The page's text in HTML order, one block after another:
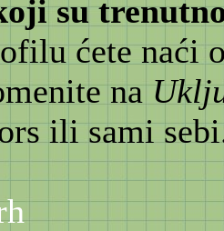
su
ćete naći
na
ili sami